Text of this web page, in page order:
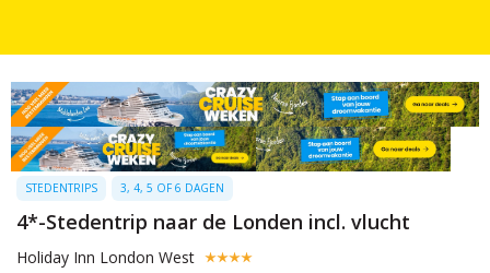
STEDENTRIPS 3, 4, 5 OF 6 DAGEN
4*-Stedentrip naar de Londen incl. vlucht
Holiday Inn London West